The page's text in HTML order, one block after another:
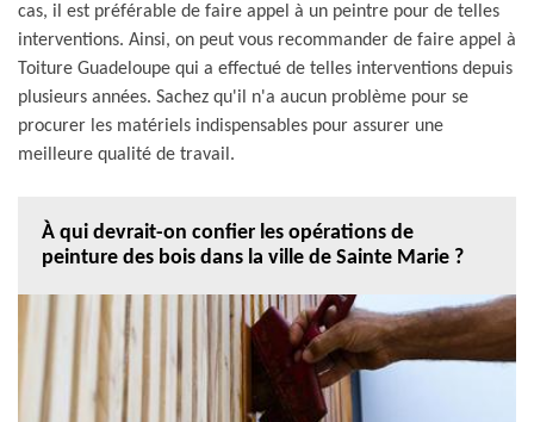
cas, il est préférable de faire appel à un peintre pour de telles
interventions. Ainsi, on peut vous recommander de faire appel à
Toiture Guadeloupe qui a effectué de telles interventions depuis
plusieurs années. Sachez qu'il n'a aucun problème pour se
procurer les matériels indispensables pour assurer une
meilleure qualité de travail.
À qui devrait-on confier les opérations de
peinture des bois dans la ville de Sainte Marie ?